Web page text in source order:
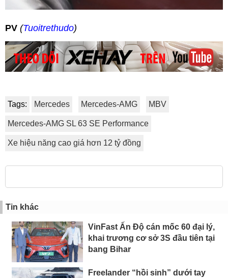
PV (Tuoitrethudo)
Tags: Mercedes Mercedes-AMG MBV
Mercedes-AMG SL 63 SE Performance
Xe hiệu năng cao giá hơn 12 tỷ đồng
Tin khác
VinFast Ấn Độ cán mốc 60 đại lý,
khai trương cơ sở 3S đầu tiên tại
bang Bihar
Freelander “hồi sinh” dưới tay